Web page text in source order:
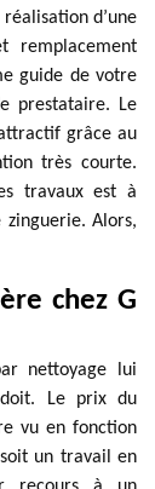
d’une
remplacement
guide de votre
prestataire. Le
grâce au
très courte.
travaux est à
Alors,
chez G
nettoyage lui
Le prix du
vu en fonction
un travail en